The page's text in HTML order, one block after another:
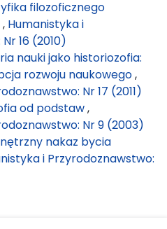
filozoficznego
, Humanistyka i
16 (2010)
nauki jako historiozofia:
rozwoju naukowego,
Nr 17 (2011)
od podstaw,
Nr 9 (2003)
nakaz bycia
i Przyrodoznawstwo: